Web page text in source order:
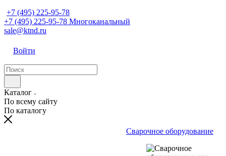
+7 (495) 225-95-78
+7 (495) 225-95-78 Многоканальный
sale@ktnd.ru
Войти
Каталог
По всему сайту
По каталогу
Сварочное оборудование